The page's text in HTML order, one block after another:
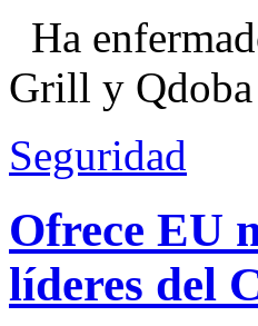
Ha
Grill y
Seguridad
Ofrece EU
líderes del